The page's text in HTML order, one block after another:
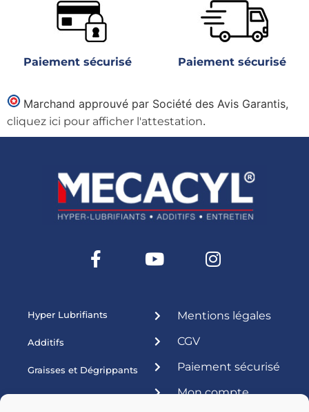
Paiement sécurisé Paiement sécurisé
Marchand approuvé par Société des Avis Garantis,
cliquez ici pour afficher l'attestation.
Hyper Lubrifiants
Additifs
Graisses et Dégrippants
Produits ateliers
Mentions légales
CGV
Paiement sécurisé
Mon compte